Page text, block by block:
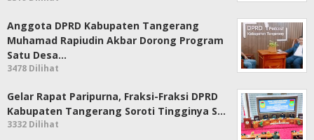
Anggota DPRD Kabupaten Tangerang
Muhamad Rapiudin Akbar Dorong Program
Satu Desa…
3478 Dilihat
Gelar Rapat Paripurna, Fraksi-Fraksi DPRD
Kabupaten Tangerang Soroti Tingginya S…
3332 Dilihat